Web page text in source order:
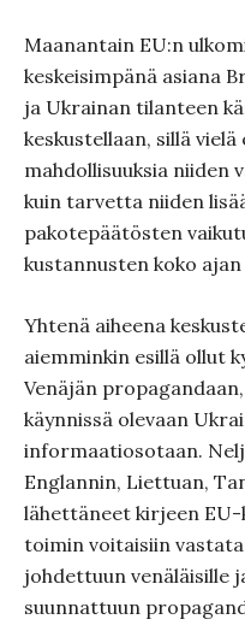
Maanantain EU:n
keskeisimpänä asiana
ja Ukrainan tilanteen
keskustellaan, sillä
mahdollisuuksia niiden
kuin tarvetta niiden
pakotepäätösten
kustannusten koko ajan
Yhtenä aiheena
aiemminkin esillä ollut
Venäjän
käynnissä olevaan
informaatiosotaan.
Englannin, Liettuan,
lähettäneet kirjeen
toimin voitaisiin
johdettuun venäläisille
suunnattuun